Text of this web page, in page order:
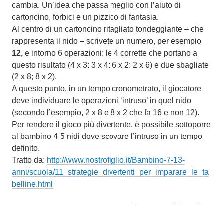
cambia. Un’idea che passa meglio con l’aiuto di
cartoncino, forbici e un pizzico di fantasia.
Al centro di un cartoncino ritagliato tondeggiante – che
rappresenta il nido – scrivete un numero, per esempio
12, e intorno 6 operazioni: le 4 corrette che portano a
questo risultato (4 x 3; 3 x 4; 6 x 2; 2 x 6) e due sbagliate
(2 x 8; 8 x 2).
A questo punto, in un tempo cronometrato, il giocatore
deve individuare le operazioni ‘intruso’ in quel nido
(secondo l’esempio, 2 x 8 e 8 x 2 che fa 16 e non 12).
Per rendere il gioco più divertente, è possibile sottoporre
al bambino 4-5 nidi dove scovare l’intruso in un tempo
definito.
Tratto da: http://www.nostrofiglio.it/Bambino-7-13-
anni/scuola/11_strategie_divertenti_per_imparare_le_ta
belline.html